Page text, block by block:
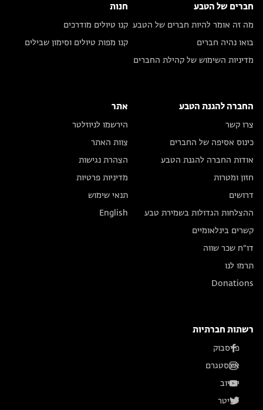
חברים של הטבע
מה זה אומר להיות חברים של הטבע
בואו נהיה חברים
מדיניות השימוש של קהילת החברים
חנות
קנו טיולים מודרכים
קנו מפות טיולים וסימון שבילים
החברה להגנת הטבע
צרו קשר
כינוס אסיפה של החברים
אודות החברה להגנת הטבע
חזון ומטרות
דרושים
ההצלחות הגדולות בשמירת טבע
קשרים בינלאומיים
דו״ח שכר שווה
תרמו לנו
Donations
אתר
הירשמו לניוזלטר
צוות האתר
הצהרת נגישות
מדיניות פרטיות
תנאי שימוש
English
רשתות חברתיות
פייסבוק
אינסטגרם
יוטיוב
טוויטר